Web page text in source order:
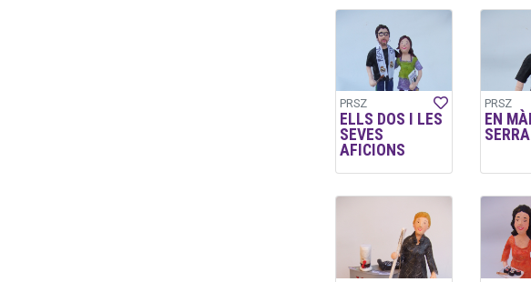
PRSZ
ELLS DOS I LES
SEVES
AFICIONS
PRSZ
EN
SERRA